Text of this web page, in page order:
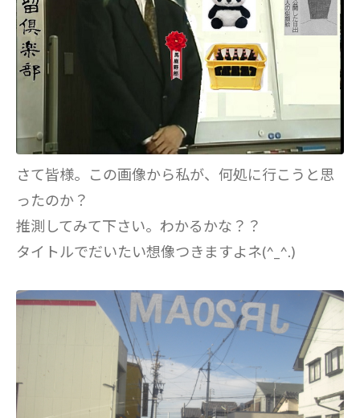
さて皆様。この画像から私が、何処に行こうと思
ったのか？
推測してみて下さい。わかるかな？？
タイトルでだいたい想像つきますよネ(^_^.)